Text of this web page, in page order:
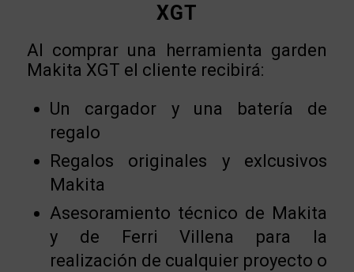
XGT
Al comprar una herramienta garden
Makita XGT el cliente recibirá:
Un cargador y una batería de
regalo
Regalos originales y exlcusivos
Makita
Asesoramiento técnico de Makita
y de Ferri Villena para la
realización de cualquier proyecto o